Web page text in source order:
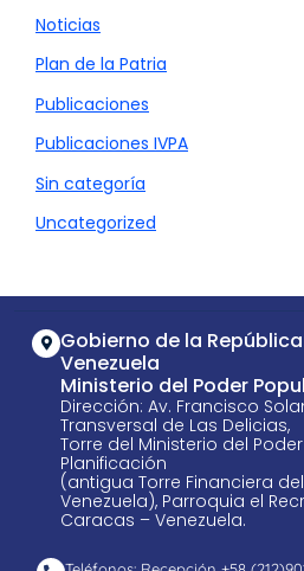
Noticias
Plan de la Patria
Publicaciones
Publicaciones IVPA
Sin categoría
Uncategorized
Gobierno de la
Venezuela
Ministerio del Poder
Dirección: Av. Francisco
Transversal de Las Delicias,
Torre del Ministerio del
Planificación
(antigua Torre Financiera
Venezuela), Parroquia el
Caracas – Venezuela.